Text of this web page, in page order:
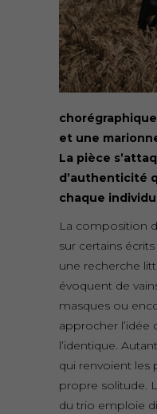
et une
La pièce
d’authenticité
chaque
La composition
sur certains
une recherche
évoquent de
masques ou
approcher l’idée
l’identique.
qui renvoient les
propre solitude.
du trio emploie